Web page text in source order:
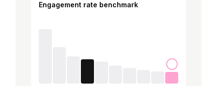
Engagement rate benchmark